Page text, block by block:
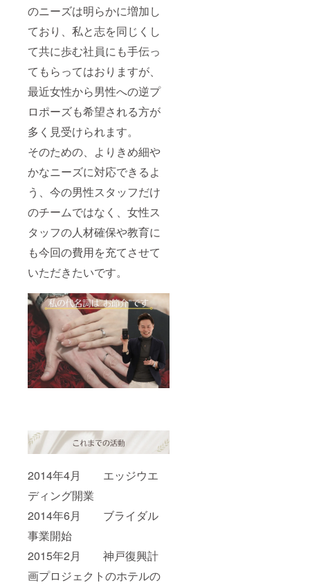
のニーズは明らかに増加し
ており、私と志を同じくし
て共に歩む社員にも手伝っ
てもらってはおりますが、
最近女性から男性への逆プ
ロポーズも希望される方が
多く見受けられます。
そのための、よりきめ細や
かなニーズに対応できるよ
う、今の男性スタッフだけ
のチームではなく、女性ス
タッフの人材確保や教育に
も今回の費用を充てさせて
いただきたいです。
2014年4月 エッジウエ
ディング開業
2014年6月 ブライダル
事業開始
2015年2月 神戸復興計
画プロジェクトのホテルの